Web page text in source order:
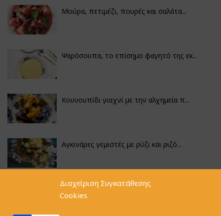
Διαχείριση Συγκατάθεσης
Cookies
Μούρα, πετιμέζι, πουρές και σαλάτα...
Ψαρόσουπα, το επίσημο φαγητό της εκ...
Κουνουπίδι γιαχνί με την αλχημεία π...
Αγκινάρες γεμιστές με ρύζι και ριζό...
Φακές με κοφτό μακαρονάκι και ξιδάτ...